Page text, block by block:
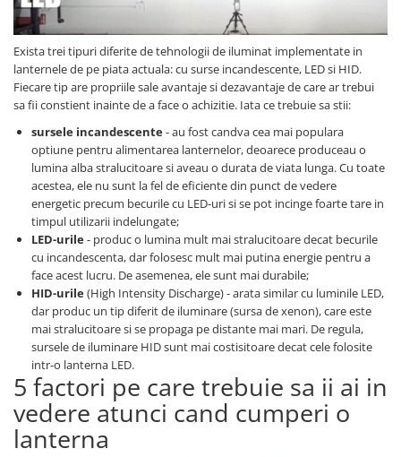
Contactoare
Blocuri de Distributie
Tablouri Electrice
Accesorii Tablouri Electrice
Stabilizatoare de Tensiune
Convertoare de Tensiune
Banda Izolatoare
Panouri Fotovoltaice
Smart Home
Intrerupatoare Smart
Prize Inteligente
Module Smart Home
Camere Supraveghere
Iluminat
Lanterne
Lanterne de Cap
Lanterne de Mana
Lampi Solare
Exista trei tipuri diferite de tehnologii de iluminat implementate in
lanternele de pe piata actuala: cu surse incandescente, LED si HID.
Fiecare tip are propriile sale avantaje si dezavantaje de care ar trebui
sa fii constient inainte de a face o achizitie. Iata ce trebuie sa stii:
sursele incandescente- au fost candva cea mai populara
optiune pentru alimentarea lanternelor, deoarece produceau o
lumina alba stralucitoare si aveau o durata de viata lunga. Cu toate
acestea, ele nu sunt la fel de eficiente din punct de vedere
energetic precum becurile cu LED-uri si se pot incinge foarte tare in
timpul utilizarii indelungate;
LED-urile- produc o lumina mult mai stralucitoare decat becurile
cu incandescenta, dar folosesc mult mai putina energie pentru a
face acest lucru. De asemenea, ele sunt mai durabile;
HID-urile(High Intensity Discharge) - arata similar cu luminile LED,
dar produc un tip diferit de iluminare (sursa de xenon), care este
mai stralucitoare si se propaga pe distante mai mari. De regula,
sursele de iluminare HID sunt mai costisitoare decat cele folosite
intr-o lanterna LED.
5 factori pe care trebuie sa ii ai in
vedere atunci cand cumperi o
lanterna